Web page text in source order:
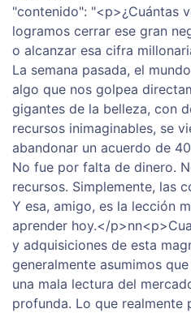
"contenido": "<p>¿Cuántas
logramos cerrar ese gran
o alcanzar esa cifra
La semana pasada, el
algo que nos golpea
gigantes de la belleza, con
recursos inimaginables, se
abandonar un acuerdo de
No fue por falta de dinero.
recursos. Simplemente, las
Y esa, amigo, es la lección
aprender hoy.</
y adquisiciones de esta
generalmente asumimos
una mala lectura del
profunda. Lo que